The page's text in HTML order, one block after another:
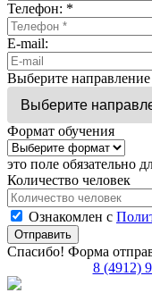
Телефон: *
E-mail:
Выберите направление
Формат обучения
это поле обязательно
Количество человек
Ознакомлен с
Отправить
Спасибо! Форма
8 (4912)